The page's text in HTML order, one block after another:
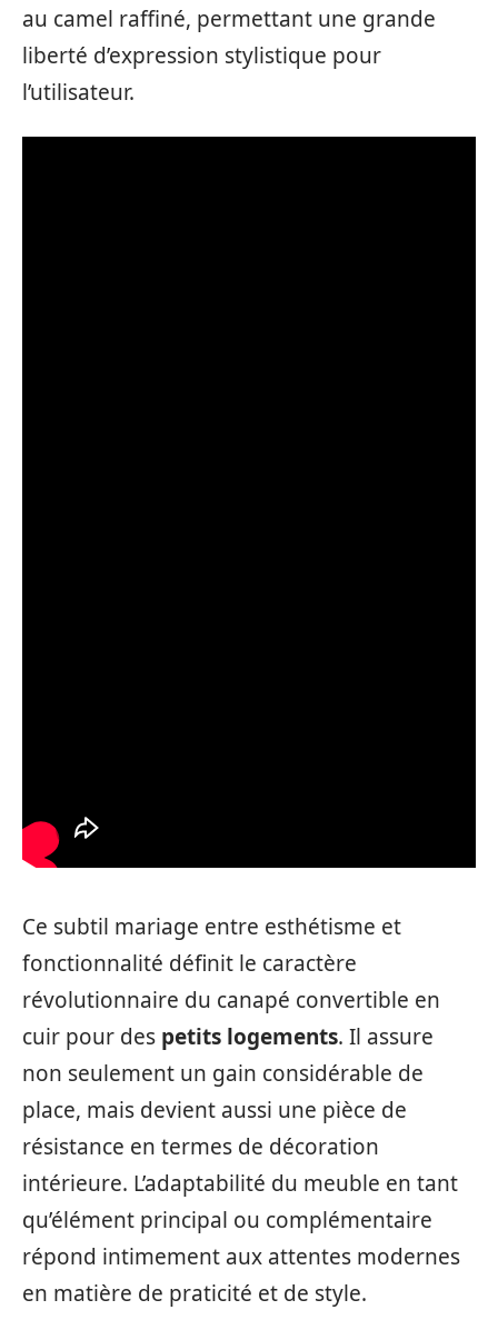
au camel raffiné, permettant une grande
liberté d’expression stylistique pour
l’utilisateur.
Ce subtil mariage entre esthétisme et
fonctionnalité définit le caractère
révolutionnaire du canapé convertible en
cuir pour des petits logements. Il assure
non seulement un gain considérable de
place, mais devient aussi une pièce de
résistance en termes de décoration
intérieure. L’adaptabilité du meuble en tant
qu’élément principal ou complémentaire
répond intimement aux attentes modernes
en matière de praticité et de style.